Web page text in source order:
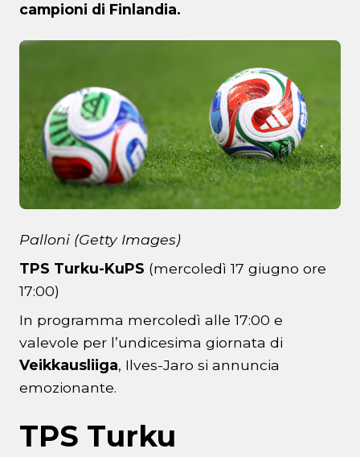
campioni di Finlandia.
Palloni (Getty Images)
TPS Turku-KuPS (mercoledì 17 giugno ore
17:00)
In programma mercoledì alle 17:00 e
valevole per l’undicesima giornata di
Veikkausliiga, Ilves-Jaro si annuncia
emozionante.
TPS Turku